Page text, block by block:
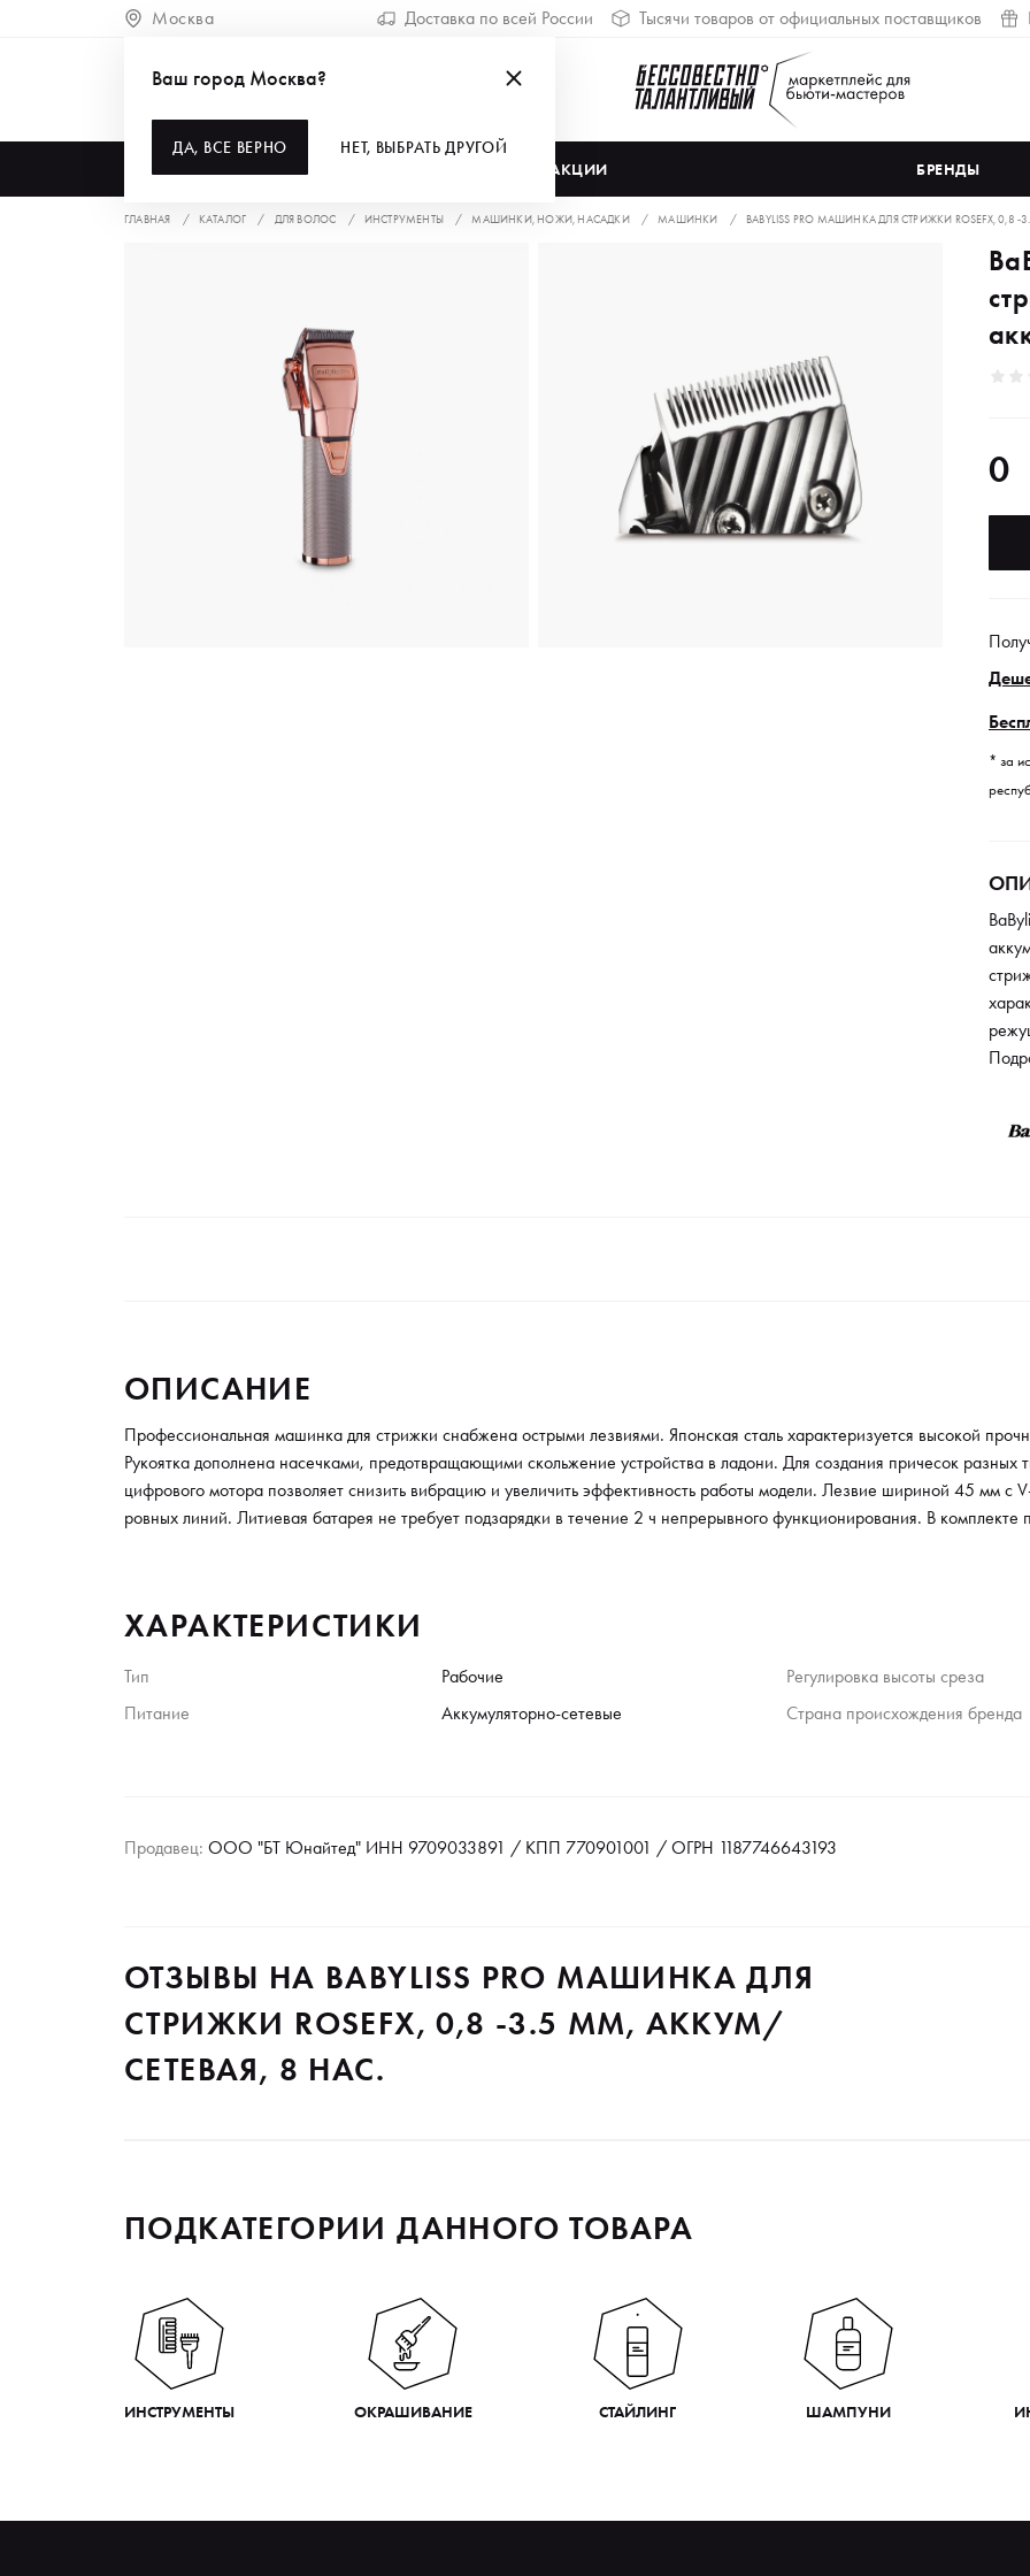
Москва Доставка по всей России Тысячи товаров от официальных поставщиков
АКЦИИ БРЕНДЫ
Ваш город Москва?
ДА, ВСЕ ВЕРНО НЕТ, ВЫБРАТЬ ДРУГОЙ
ГЛАВНАЯ КАТАЛОГ ДЛЯ ВОЛОС ИНСТРУМЕНТЫ МАШИНКИ, НОЖИ, НАСАДКИ МАШИНКИ BABYLISS PRO МАШИНКА ДЛЯ СТРИЖКИ ROSEFX,
0
* за
в
ОПИСАНИЕ
Профессиональная машинка для стрижки снабжена острыми лезвиями. Японская сталь характеризуется высокой
Рукоятка дополнена насечками, предотвращающими скольжение устройства в ладони. Для создания причесок разных
цифрового мотора позволяет снизить вибрацию и увеличить эффективность работы модели. Лезвие шириной 45 мм с
ровных линий. Литиевая батарея не требует подзарядки в течение 2 ч непрерывного функционирования. В комплекте
ХАРАКТЕРИСТИКИ
Тип Рабочие Регулировка высоты среза
Питание
Аккумуляторно-сетевые Страна происхождения бренда
Продавец: ООО "БТ Юнайтед" ИНН 9709033891 / КПП 770901001 / ОГРН 1187746643193
ОТЗЫВЫ НА BABYLISS PRO МАШИНКА ДЛЯ
СТРИЖКИ ROSEFX, 0,8 -3.5 ММ, АККУМ/
СЕТЕВАЯ, 8 НАС.
ПОДКАТЕГОРИИ ДАННОГО ТОВАРА
ИНСТРУМЕНТЫ ОКРАШИВАНИЕ СТАЙЛИНГ ШАМПУНИ